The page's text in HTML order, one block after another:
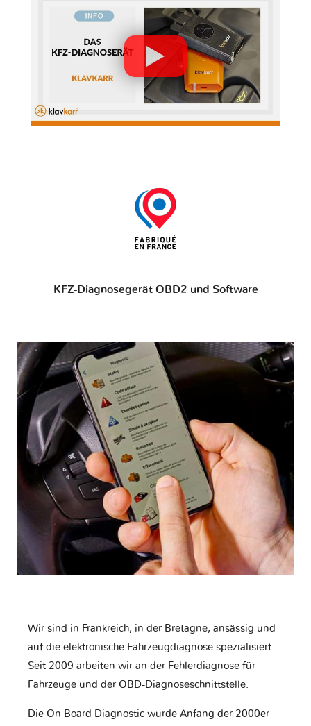
KFZ-Diagnosegerät OBD2 und Software
Wir sind in Frankreich, in der Bretagne, ansässig und
auf die elektronische Fahrzeugdiagnose spezialisiert.
Seit 2009 arbeiten wir an der Fehlerdiagnose für
Fahrzeuge und der OBD-Diagnoseschnittstelle.
Die On Board Diagnostic wurde Anfang der 2000er